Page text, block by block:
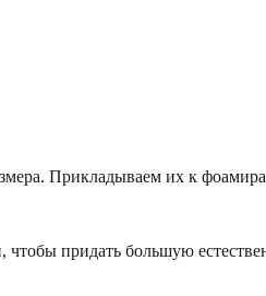
Прикладываем их к
чтобы придать большую